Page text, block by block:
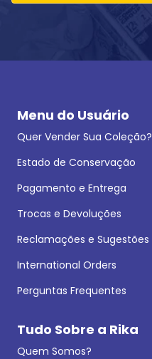
Menu do Usuário
Quer Vender Sua Coleção?
Estado de Conservação
Pagamento e Entrega
Trocas e Devoluções
Reclamações e Sugestões
International Orders
Perguntas Frequentes
Tudo Sobre a Rika
Quem Somos?